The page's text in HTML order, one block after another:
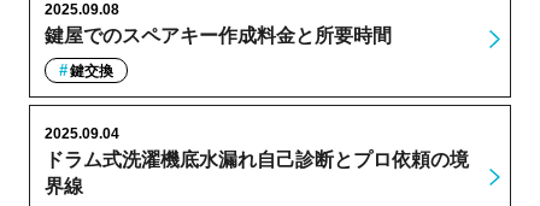
鍵屋でのスペアキー作成料金と所要時間
2025.09.08
鍵交換
ドラム式洗濯機底水漏れ自己診断とプロ依頼の境
界線
2025.09.04